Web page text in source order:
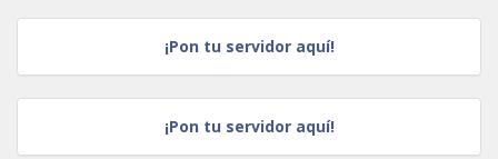
¡Pon tu servidor aquí!
¡Pon tu servidor aquí!